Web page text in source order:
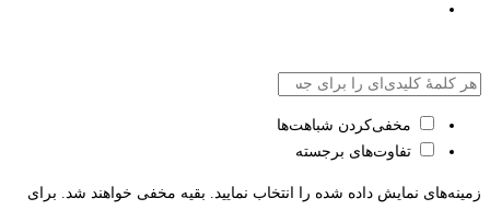
مخفی‌کردن شباهت‌ها
تفاوت‌های برجسته
زمینه‌های نمایش داده شده را انتخاب نمایید. بقیه مخفی خواهند شد. برای